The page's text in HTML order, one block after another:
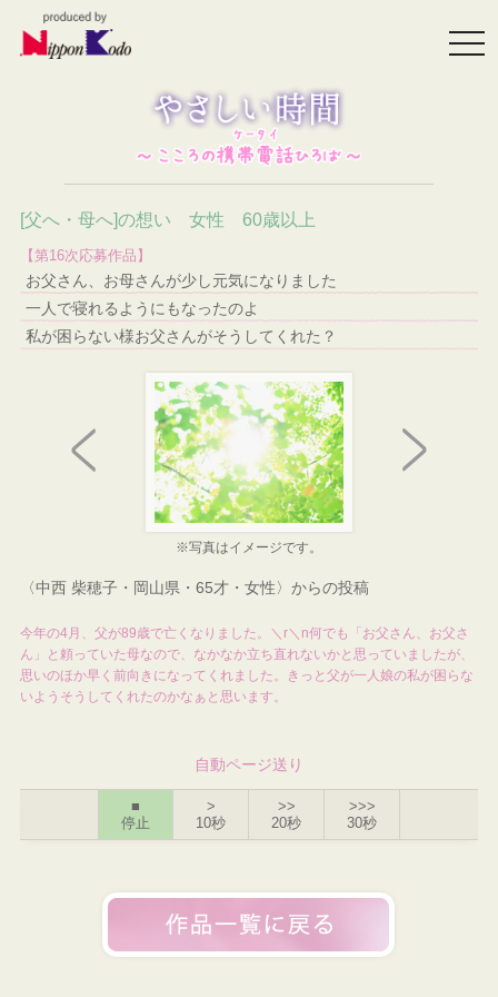
[父へ・母へ]の想い 女性 60歳以上
【第16次応募作品】
お父さん、お母さんが少し元気になりました
一人で寝れるようにもなったのよ
私が困らない様お父さんがそうしてくれた？
※写真はイメージです。
〈中西 柴穂子・岡山県・65才・女性〉からの投稿
今年の4月、父が89歳で亡くなりました。＼r＼n何でも「お父さん、お父さ
ん」と頼っていた母なので、なかなか立ち直れないかと思っていましたが、
思いのほか早く前向きになってくれました。きっと父が一人娘の私が困らな
いようそうしてくれたのかなぁと思います。
自動ページ送り
■
停止
>
10秒
>>
20秒
>>>
30秒